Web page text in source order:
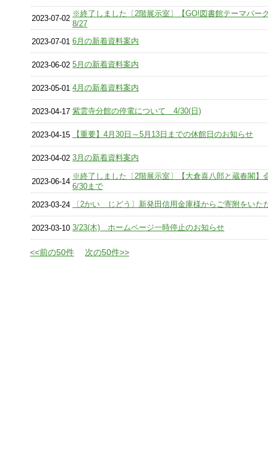
2023-07-02
※終了しました〔2階展示室〕【GO!図書館テーマパー
8/27
2023-07-01 6月の新着資料案内
2023-06-02 5月の新着資料案内
2023-05-01 4月の新着資料案内
2023-04-17 紫雲寺分館の停電について 4/30(日)
2023-04-15 【重要】4月30日～5月13日までの休館日のお知らせ
2023-04-02 3月の新着資料案内
2023-06-14
※終了しました〔2階展示室〕【大倉喜八郎と蔵春閣】
6/30まで
2023-03-24 〔2かい じどう〕新発田信用金庫様からご寄附をいた
2023-03-10 3/23(木) ホームページ一時停止のお知らせ
<<前の50件 次の50件>>